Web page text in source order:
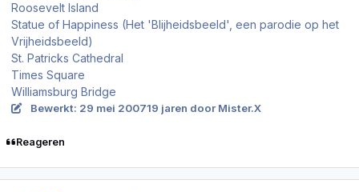
Roosevelt Island
Statue of Happiness (Het 'Blijheidsbeeld', een parodie op het
Vrijheidsbeeld)
St. Patricks Cathedral
Times Square
Williamsburg Bridge
Bewerkt: 29 mei 200719 jaren door Mister.X
Reageren